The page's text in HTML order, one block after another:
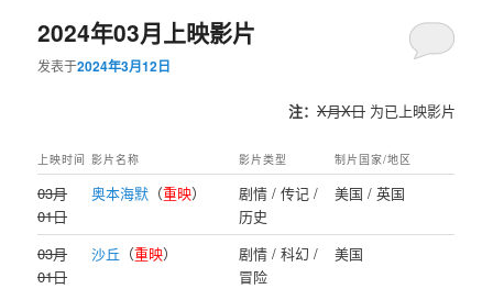
2024年03月上映影片
发表于2024年3月12日
注： X月X日为已上映影片
上映时间 影片名称 影片类型 制片国家/地区
03月
01日
奥本海默 （重映）
剧情 / 传记 /
历史
美国 / 英国
03月
01日
沙丘 （重映）
剧情 / 科幻 /
冒险
美国